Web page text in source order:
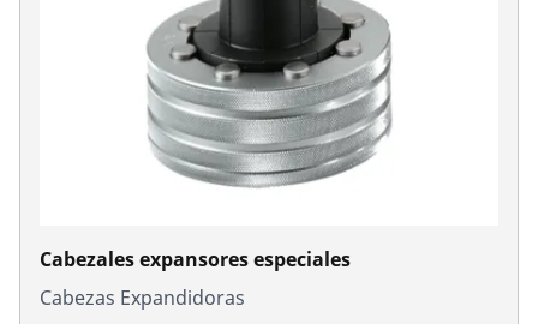
Cabezales expansores especiales
Cabezas Expandidoras